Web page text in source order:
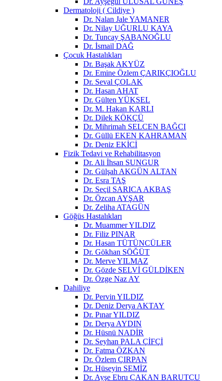
Dermatoloji ( Cildiye )
Dr. Nalan Jale YAMANER
Dr. Nilay UĞURLU KAYA
Dr. Tuncay ŞABANOĞLU
Dr. İsmail DAĞ
Çocuk Hastalıkları
Dr. Başak AKYÜZ
Dr. Emine Özlem ÇARIKÇIOĞLU
Dr. Seval ÇOLAK
Dr. Hasan AHAT
Dr. Gülten YÜKSEL
Dr. M. Hakan KARLI
Dr. Dilek KÖKÇÜ
Dr. Mihrimah SELCEN BAĞCI
Dr. Güllü EKEN KAHRAMAN
Dr. Deniz EKİCİ
Fizik Tedavi ve Rehabilitasyon
Dr. Ali İhsan SUNGUR
Dr. Gülşah AKGÜN ALTAN
Dr. Esra TAŞ
Dr. Seçil SARICA AKBAŞ
Dr. Özcan AYŞAR
Dr. Zeliha ATAGÜN
Göğüs Hastalıkları
Dr. Muammer YILDIZ
Dr. Filiz PINAR
Dr. Hasan TÜTÜNCÜLER
Dr. Gökhan SÖĞÜT
Dr. Merve YILMAZ
Dr. Gözde SELVİ GÜLDİKEN
Dr. Özge Naz AY
Dahiliye
Dr. Pervin YILDIZ
Dr. Deniz Derya AKTAY
Dr. Pınar YILDIZ
Dr. Derya AYDIN
Dr. Hüsnü NADİR
Dr. Seyhan PALA ÇİFÇİ
Dr. Fatma ÖZKAN
Dr. Özlem ÇIRPAN
Dr. Hüseyin SEMİZ
Dr. Ayşe Ebru ÇAKAN BARUTÇU